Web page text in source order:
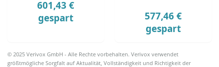
601,43 €
gespart
577,46 €
gespart
© 2025 Verivox GmbH - Alle Rechte vorbehalten. Verivox verwendet
größtmögliche Sorgfalt auf Aktualität, Vollständigkeit und Richtigkeit der